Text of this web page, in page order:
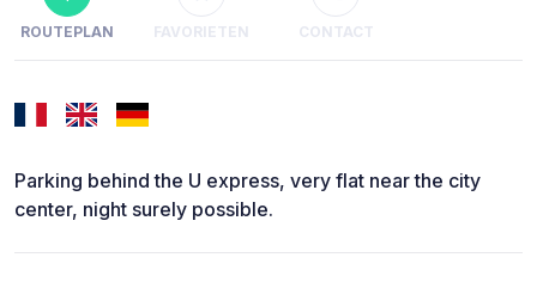
ROUTEPLAN FAVORIETEN CONTACT
Parking behind the U express, very flat near the city
center, night surely possible.